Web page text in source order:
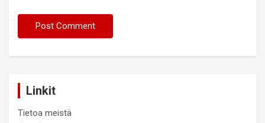
Linkit
Tietoa meistä